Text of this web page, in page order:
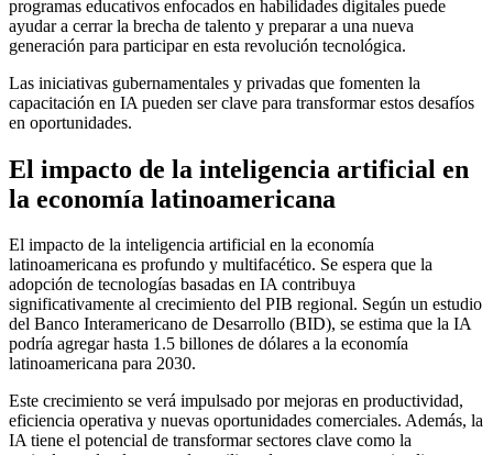
programas educativos enfocados en habilidades digitales puede
ayudar a cerrar la brecha de talento y preparar a una nueva
generación para participar en esta revolución tecnológica.
Las iniciativas gubernamentales y privadas que fomenten la
capacitación en IA pueden ser clave para transformar estos desafíos
en oportunidades.
El impacto de la inteligencia artificial en
la economía latinoamericana
El impacto de la inteligencia artificial en la economía
latinoamericana es profundo y multifacético. Se espera que la
adopción de tecnologías basadas en IA contribuya
significativamente al crecimiento del PIB regional. Según un estudio
del Banco Interamericano de Desarrollo (BID), se estima que la IA
podría agregar hasta 1.5 billones de dólares a la economía
latinoamericana para 2030.
Este crecimiento se verá impulsado por mejoras en productividad,
eficiencia operativa y nuevas oportunidades comerciales. Además, la
IA tiene el potencial de transformar sectores clave como la